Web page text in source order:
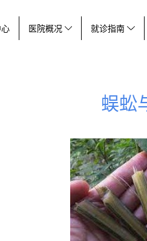
医院概况 就诊指南
蜈蚣